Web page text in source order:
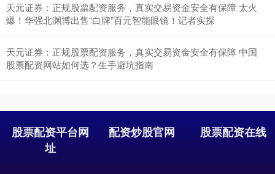
天元证券：正规股票配资服务，真实交易资金安全有保障 太火
爆！华强北渊博出售“白牌”百元智能眼镜！记者实探
天元证券：正规股票配资服务，真实交易资金安全有保障 中国
股票配资网站如何选？生手避坑指南
股票配资平台网
址
配资炒股官网 股票配资在线